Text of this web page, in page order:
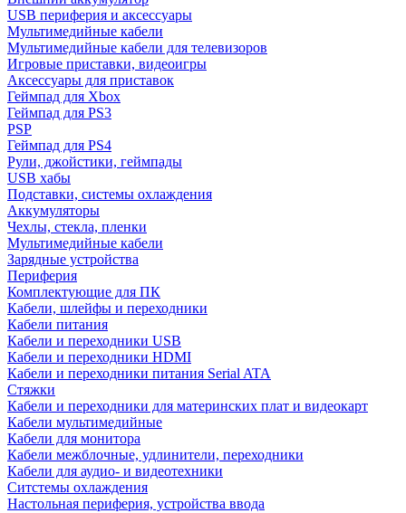
USB периферия и аксессуары
Мультимедийные кабели
Мультимедийные кабели для телевизоров
Игровые приставки, видеоигры
Аксессуары для приставок
Геймпад для Xbox
Геймпад для PS3
PSP
Геймпад для PS4
Рули, джойстики, геймпады
USB хабы
Подставки, системы охлаждения
Аккумуляторы
Чехлы, стекла, пленки
Мультимедийные кабели
Зарядные устройства
Периферия
Комплектующие для ПК
Кабели, шлейфы и переходники
Кабели питания
Кабели и переходники USB
Кабели и переходники HDMI
Кабели и переходники питания Serial ATA
Стяжки
Кабели и переходники для материнских плат и видеокарт
Кабели мультимедийные
Кабели для монитора
Кабели межблочные, удлинители, переходники
Кабели для аудио- и видеотехники
Ситстемы охлаждения
Настольная периферия, устройства ввода